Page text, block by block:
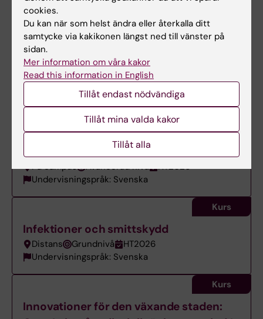
Hälsopsykologi - ett
biopsykosociokulturellt perspektiv
Distans Grundnivå
VT2027
Undervisningspråk: Svenska
Kurs
Högskolepedagogik för lärare och
handledare i verksamhetsförlagd
utbildning
På campus Avancerad nivå
HT2026
Undervisningspråk: Svenska
Infektioner och smittskydd
Distans Grundnivå
HT2026
Undervisningspråk: Svenska
Kurs
Innovationer för den växande staden:
Kurs
cookies.
Du kan när som helst ändra eller återkalla ditt
samtycke via kakikonen längst ned till vänster på
sidan.
Mer information om våra kakor
Read this information in English
Tillåt endast nödvändiga
Tillåt mina valda kakor
Tillåt alla